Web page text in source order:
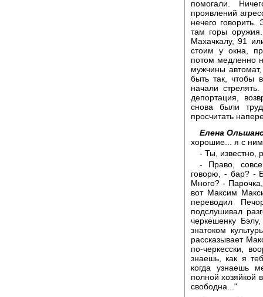
помогали.
проявлений
нечего
там горы
Махачкалу, 91
стоим у окна,
потом медленно
мужчины
быть так, чтобы
начали
депортация,
снова были
просчитать
Елена
хорошие... я с
- Ты, известно,
- Право,
говорю, - бар? -
Много? - Парочка,
вот Максим
переводил
подслушивал
черкешенку
знатоком
рассказывает
по-черкесски,
знаешь, как я
когда узнаешь
полной хозяйкой
свободна..."